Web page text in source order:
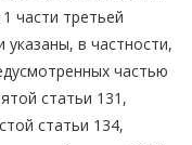
части третьей
в частности,
частью
статьи 131,
статьи 134,